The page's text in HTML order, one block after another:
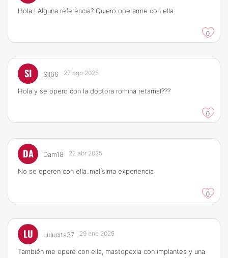
Hola ! Alguna referencia? Quiero operarme con ella
0
SI Sil66 27 ago 2025
Hola y se opero con la doctora romina retamal???
0
DA Dam18 22 abr 2025
No se operen con ella..malísima experiencia
0
LU Lulucita37 29 ene 2025
También me operé con ella, mastopexia con implantes y una